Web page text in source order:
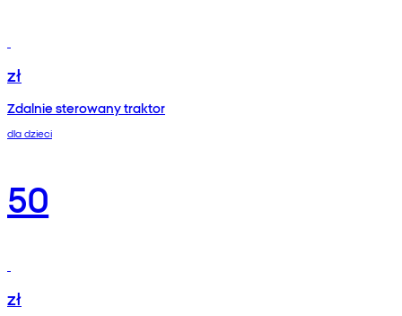
zł
Zdalnie sterowany traktor
dla dzieci
50
zł